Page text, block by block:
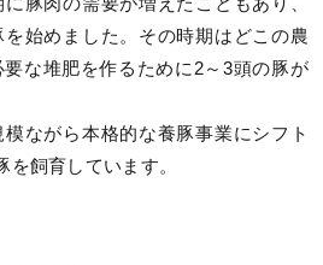
豚肉の需要が増えたこともあり、
始めました。その時期はどこの農
な堆肥を作るために2～3頭の豚が
ながら本格的な養豚事業にシフト
を飼育しています。